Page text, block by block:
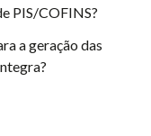
PIS/COFINS?
a geração das